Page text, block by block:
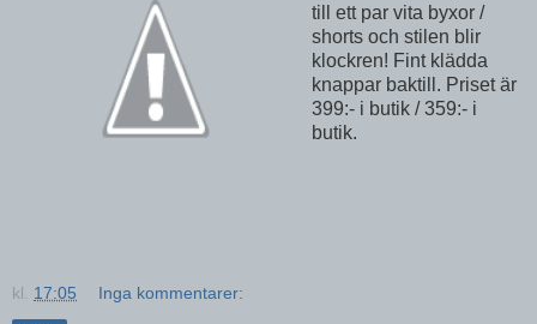
till ett par vita byxor /
shorts och stilen blir
klockren! Fint klädda
knappar baktill. Priset är
399:- i butik / 359:- i
butik.
kl. 17:05 Inga kommentarer: